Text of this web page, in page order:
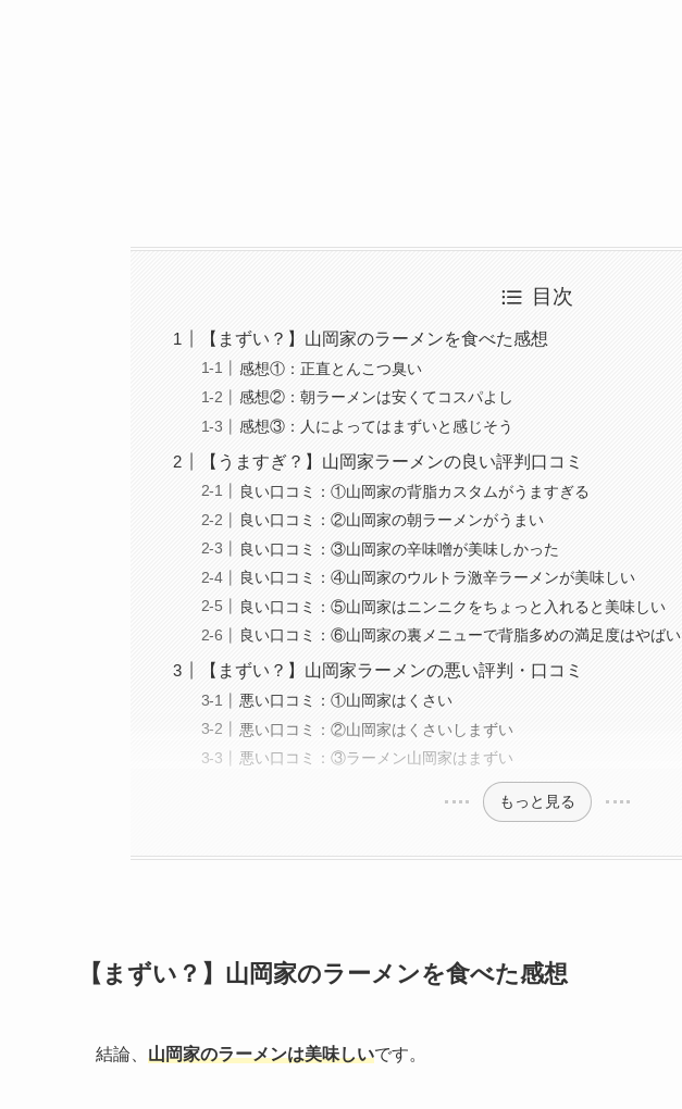
目次
【まずい？】山岡家のラーメンを食べた感想
感想①：正直とんこつ臭い
感想②：朝ラーメンは安くてコスパよし
感想③：人によってはまずいと感じそう
【うますぎ？】山岡家ラーメンの良い評判口コミ
良い口コミ：①山岡家の背脂カスタムがうますぎる
良い口コミ：②山岡家の朝ラーメンがうまい
良い口コミ：③山岡家の辛味噌が美味しかった
良い口コミ：④山岡家のウルトラ激辛ラーメンが美味しい
良い口コミ：⑤山岡家はニンニクをちょっと入れると美味しい
良い口コミ：⑥山岡家の裏メニューで背脂多めの満足度はやばい
【まずい？】山岡家ラーメンの悪い評判・口コミ
悪い口コミ：①山岡家はくさい
悪い口コミ：②山岡家はくさいしまずい
悪い口コミ：③ラーメン山岡家はまずい
もっと見る
【まずい？】山岡家のラーメンを食べた感想
結論、 山岡家のラーメンは美味しいです。